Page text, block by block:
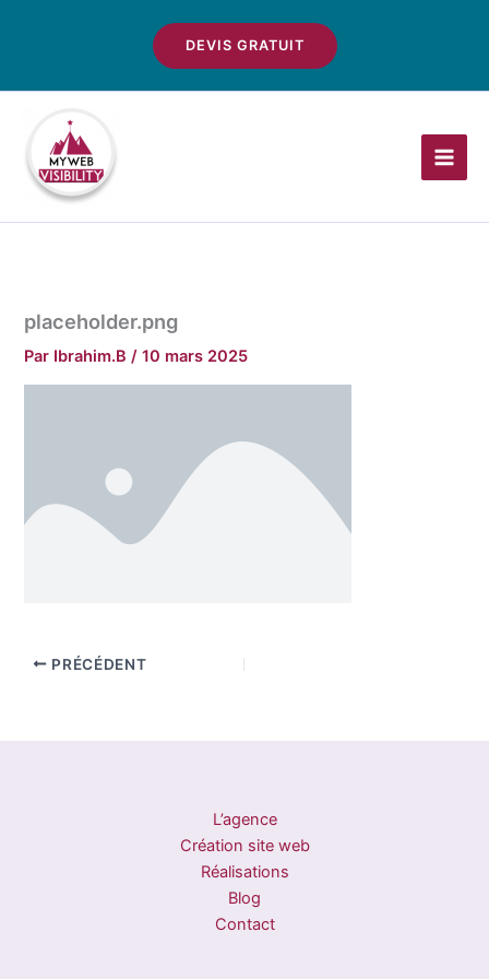
DEVIS GRATUIT
placeholder.png
Par Ibrahim.B/10 mars 2025
PRÉCÉDENT
L’agence
Création site web
Réalisations
Blog
Contact